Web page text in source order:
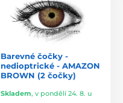
Barevné čočky -
nedioptrické - AMAZON
BROWN (2 čočky)
Skladem, v pondělí 24. 8. u